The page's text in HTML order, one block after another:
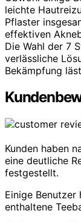
leichte
Pflaster
effektiven
Die Wahl der 7
verlässliche
Bekämpfung
Kunden haben
eine deutliche
festgestellt.
Einige
enthaltene